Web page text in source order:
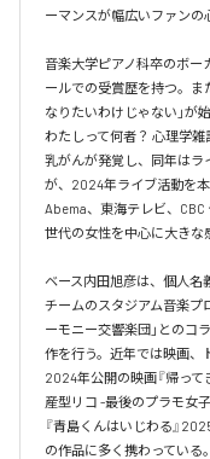
ーマンスが幅広いファンの
音楽大学ピアノ科卒のボー
ールでの受賞歴を持つ。ま
なりたいわけじゃない」が
わたしって何者？ 心理学
乳がんが発覚し、同年はラ
が、2024年ライブ活動を
Abema、東海テレビ、
世代の女性を中心に大きな
ベース内田旭彦は、個人名
チームのスタジアム音楽プ
ーモニー交響楽団」とのコ
作を行う。近年では映画、
2024年公開の映画『帰って
産型リコ -最後のプラモ女
『青島くんはいじわる』
の作品に多く携わっている。